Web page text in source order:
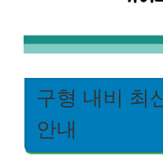
구형 내비 최
안내